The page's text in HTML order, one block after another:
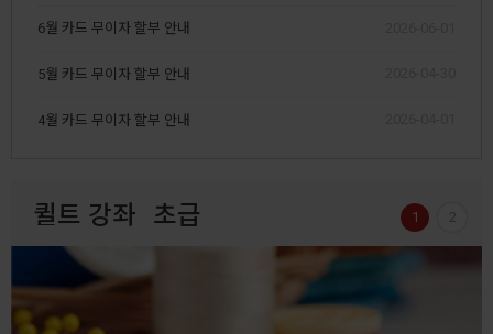
6월 카드 무이자 할부 안내
5월 카드 무이자 할부 안내
4월 카드 무이자 할부 안내
퀼트 강좌 초급 1